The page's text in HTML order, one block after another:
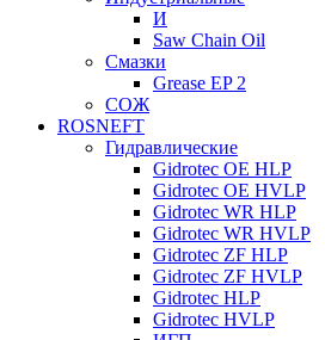
И
Saw Chain Oil
Смазки
Grease EP 2
СОЖ
ROSNEFT
Гидравлические
Gidrotec OE HLP
Gidrotec OE HVLP
Gidrotec WR HLP
Gidrotec WR HVLP
Gidrotec ZF HLP
Gidrotec ZF HVLP
Gidrotec HLP
Gidrotec HVLP